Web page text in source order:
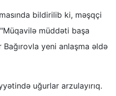
bildirilib ki, məşqçi
müddəti başa
yeni anlaşma əldə
uğurlar arzulayırıq.